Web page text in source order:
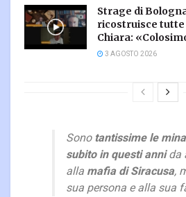
Strage di
ricostruisce tutte
Chiara:
3 AGOSTO 2026
Sonotantissime le
subito in questi annida
alla mafia di Siracusa,
sua persona e alla sua